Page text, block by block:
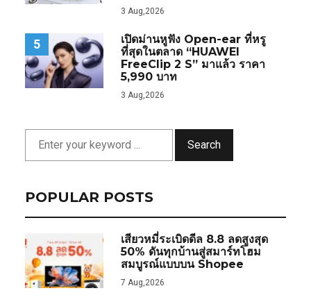
3 Aug,2026
5
เปิดม่านหูฟัง Open-ear ที่หรู
ที่สุดในตลาด “HUAWEI
FreeClip 2 S” มาแล้ว ราคา
5,990 บาท
3 Aug,2026
Search
POPULAR POSTS
เสียวหมี่ระเบิดดีล 8.8 ลดสูงสุด
50% ดันทุกบ้านสู่สมาร์ทโฮม
สมบูรณ์แบบบน Shopee
7 Aug,2026